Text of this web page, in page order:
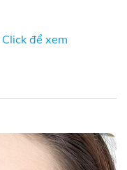
Click để xem